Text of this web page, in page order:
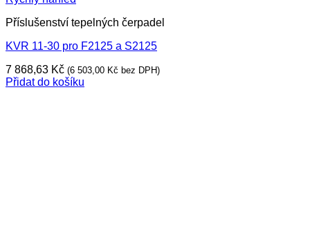
Příslušenství tepelných čerpadel
KVR 11-30 pro F2125 a S2125
7 868,63 Kč (6 503,00 Kč bez DPH)
Přidat do košíku